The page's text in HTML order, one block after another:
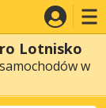
Lotnisko
w